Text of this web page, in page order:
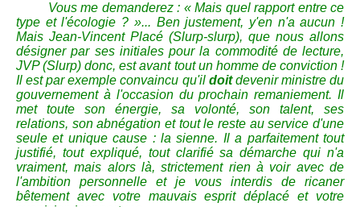
Vous me demanderez : « Mais quel rapport entre ce
type et l'écologie ? »... Ben justement, y'en n'a aucun !
Mais Jean-Vincent Placé (Slurp-slurp), que nous allons
désigner par ses initiales pour la commodité de lecture,
JVP (Slurp) donc, est avant tout un homme de conviction !
Il est par exemple convaincu qu'il doitdevenir ministre du
gouvernement à l'occasion du prochain remaniement. Il
met toute son énergie, sa volonté, son talent, ses
relations, son abnégation et tout le reste au service d'une
seule et unique cause : la sienne. Il a parfaitement tout
justifié, tout expliqué, tout clarifié sa démarche qui n'a
vraiment, mais alors là, strictement rien à voir avec de
l'ambition personnelle et je vous interdis de ricaner
bêtement avec votre mauvais esprit déplacé et votre